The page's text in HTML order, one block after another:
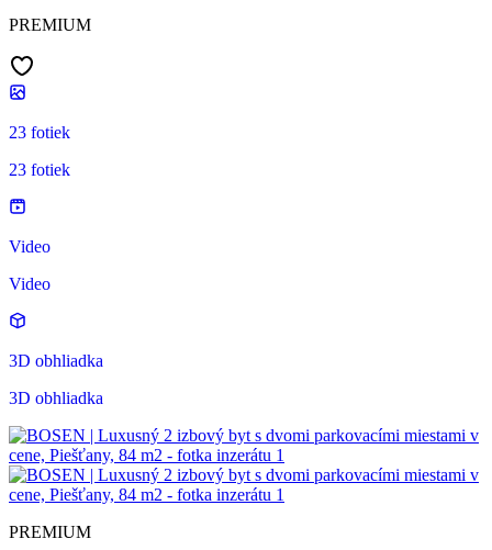
PREMIUM
23 fotiek
23 fotiek
Video
Video
3D obhliadka
3D obhliadka
PREMIUM